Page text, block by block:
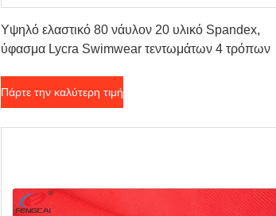
Υψηλό ελαστικό 80 νάυλον 20 υλικό Spandex,
ύφασμα Lycra Swimwear τεντωμάτων 4 τρόπων
Πάρτε την καλύτερη τιμή